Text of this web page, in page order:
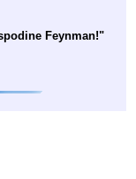
Feynman!"